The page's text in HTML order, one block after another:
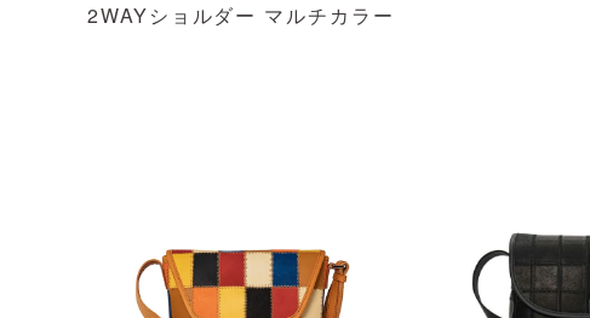
2WAYショルダー マルチカラー